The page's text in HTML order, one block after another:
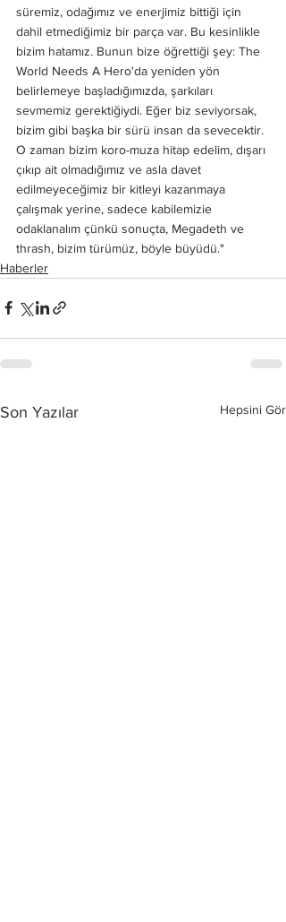
süremiz, odağımız ve enerjimiz bittiği için
dahil etmediğimiz bir parça var. Bu kesinlikle
bizim hatamız. Bunun bize öğrettiği şey: The
World Needs A Hero'da yeniden yön
belirlemeye başladığımızda, şarkıları
sevmemiz gerektiğiydi. Eğer biz seviyorsak,
bizim gibi başka bir sürü insan da sevecektir.
O zaman bizim koro-muza hitap edelim, dışarı
çıkıp ait olmadığımız ve asla davet
edilmeyeceğimiz bir kitleyi kazanmaya
çalışmak yerine, sadece kabilemizie
odaklanalım çünkü sonuçta, Megadeth ve
thrash, bizim türümüz, böyle büyüdü."
Haberler
Son Yazılar Hepsini Gör